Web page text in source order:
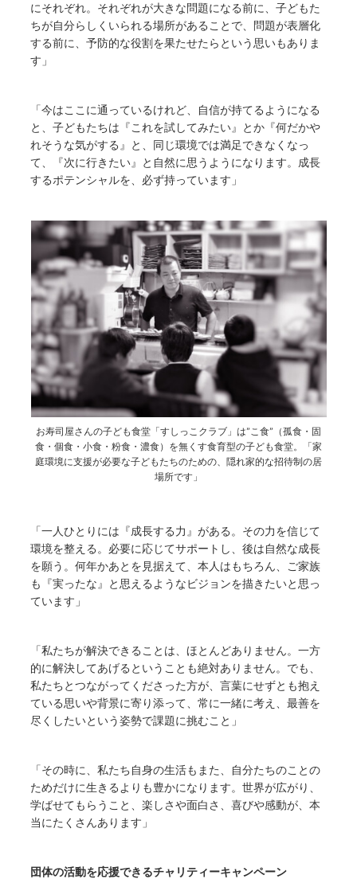
にそれぞれ。それぞれが大きな問題になる前に、子どもた
ちが自分らしくいられる場所があることで、問題が表層化
する前に、予防的な役割を果たせたらという思いもありま
す」
「今はここに通っているけれど、自信が持てるようになる
と、子どもたちは『これを試してみたい』とか『何だかや
れそうな気がする』と、同じ環境では満足できなくなっ
て、『次に行きたい』と自然に思うようになります。成長
するポテンシャルを、必ず持っています」
お寿司屋さんの子ども食堂「すしっこクラブ」は”こ食”（孤食・固
食・個食・小食・粉食・濃食）を無くす食育型の子ども食堂。「家
庭環境に支援が必要な子どもたちのための、隠れ家的な招待制の居
場所です」
「一人ひとりには『成長する力』がある。その力を信じて
環境を整える。必要に応じてサポートし、後は自然な成長
を願う。何年かあとを見据えて、本人はもちろん、ご家族
も『実ったな』と思えるようなビジョンを描きたいと思っ
ています」
「私たちが解決できることは、ほとんどありません。一方
的に解決してあげるということも絶対ありません。でも、
私たちとつながってくださった方が、言葉にせずとも抱え
ている思いや背景に寄り添って、常に一緒に考え、最善を
尽くしたいという姿勢で課題に挑むこと」
「その時に、私たち自身の生活もまた、自分たちのことの
ためだけに生きるよりも豊かになります。世界が広がり、
学ばせてもらうこと、楽しさや面白さ、喜びや感動が、本
当にたくさんあります」
団体の活動を応援できるチャリティーキャンペーン